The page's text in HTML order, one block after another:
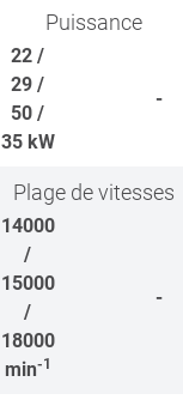
Puissance
22 /
29 /
50 /
35 kW
-
Plage de vitesses
14000
/
15000
/
18000
min-1
-